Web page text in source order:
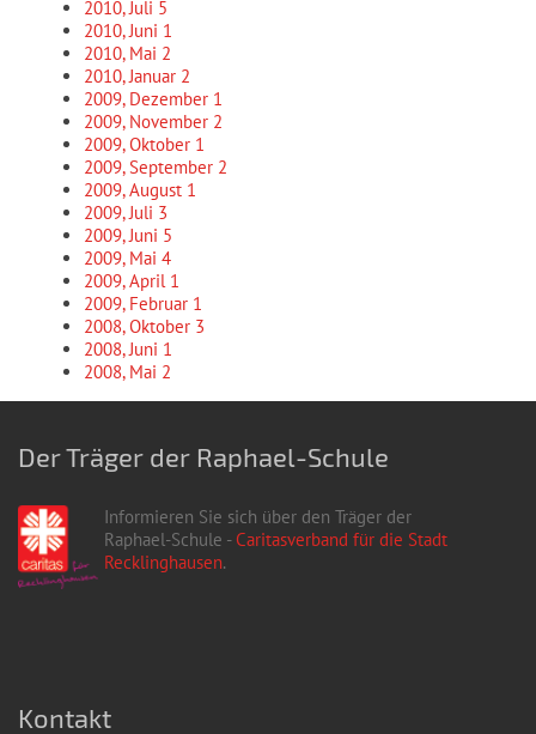
2010, Juli 5
2010, Juni 1
2010, Mai 2
2010, Januar 2
2009, Dezember 1
2009, November 2
2009, Oktober 1
2009, September 2
2009, August 1
2009, Juli 3
2009, Juni 5
2009, Mai 4
2009, April 1
2009, Februar 1
2008, Oktober 3
2008, Juni 1
2008, Mai 2
Der Träger der Raphael-Schule
Informieren Sie sich über den Träger der
Raphael-Schule -Caritasverband für die Stadt
Recklinghausen.
Kontakt